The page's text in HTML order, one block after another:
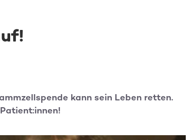
kann sein Leben retten.